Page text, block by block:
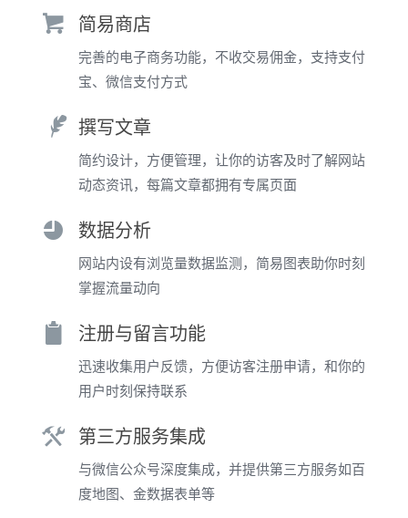
简易商店
完善的电子商务功能，不收交易佣金，支持支付
宝、微信支付方式
撰写文章
简约设计，方便管理，让你的访客及时了解网站
动态资讯，每篇文章都拥有专属页面
数据分析
网站内设有浏览量数据监测，简易图表助你时刻
掌握流量动向
注册与留言功能
迅速收集用户反馈，方便访客注册申请，和你的
用户时刻保持联系
第三方服务集成
与微信公众号深度集成，并提供第三方服务如百
度地图、金数据表单等